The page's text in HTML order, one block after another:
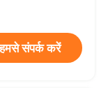
हमसे संपर्क करें